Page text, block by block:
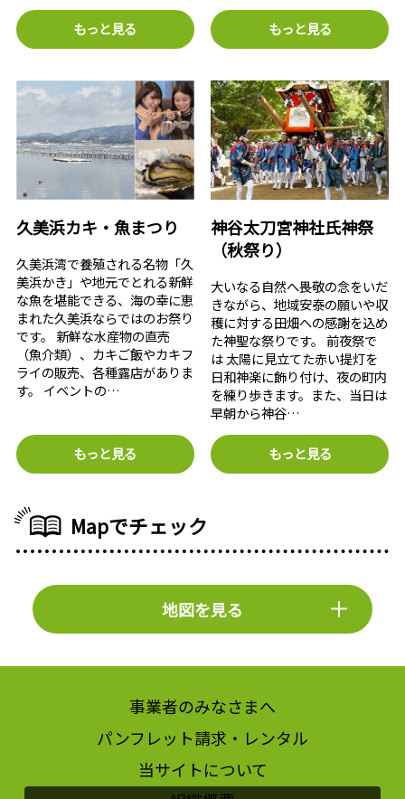
もっと見る もっと見る
久美浜カキ・魚まつり
久美浜湾で養殖される名物「久
美浜かき」や地元でとれる新鮮
な魚を堪能できる、海の幸に恵
まれた久美浜ならではのお祭り
です。 新鮮な水産物の直売
（魚介類）、カキご飯やカキフ
ライの販売、各種露店がありま
す。 イベントの…
もっと見る
神谷太刀宮神社氏神祭
（秋祭り）
大いなる自然へ畏敬の念をいだ
きながら、地域安泰の願いや収
穫に対する田畑への感謝を込め
た神聖な祭りです。 前夜祭で
は 太陽に見立てた赤い提灯を
日和神楽に飾り付け、夜の町内
を練り歩きます。また、当日は
早朝から神谷…
もっと見る
Mapでチェック
地図を見る
事業者のみなさまへ
パンフレット請求・レンタル
当サイトについて